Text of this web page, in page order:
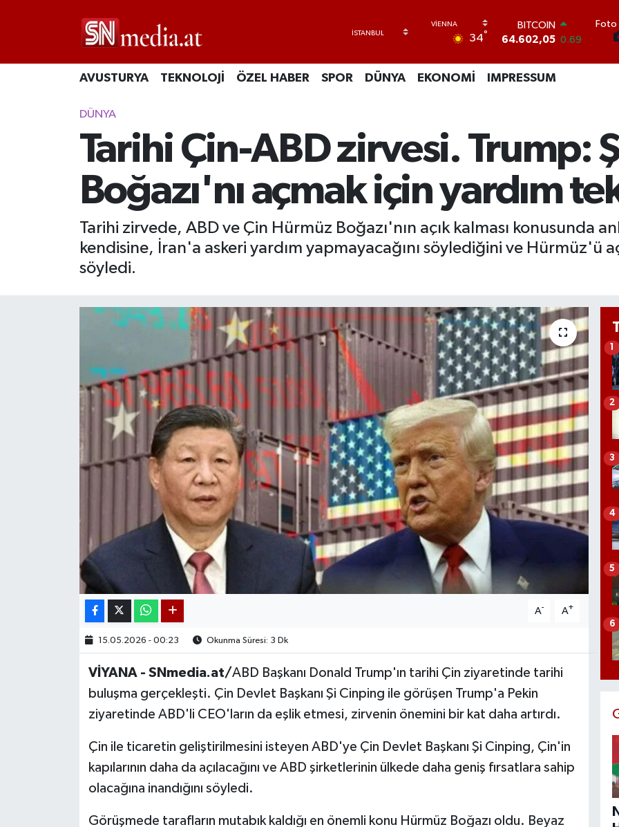
34°
DOLAR
47,5986 0.06
STERLİN
BİST100
48
64.602,05 0.69
Foto
AVUSTURYA TEKNOLOJİ ÖZEL HABER SPOR DÜNYA EKONOMİ IMPRESSUM
DÜNYA
Tarihi Çin-ABD zirvesi. Trump:
Boğazı'nı açmak için yardım
Tarihi zirvede, ABD ve Çin Hürmüz Boğazı'nın açık kalması konusunda
kendisine, İran'a askeri yardım yapmayacağını söylediğini ve Hürmüz'ü
söyledi.
A- A+
15.05.2026 - 00:23 Okunma Süresi: 3 Dk
VİYANA - SNmedia.at/ABD Başkanı Donald Trump'ın tarihi Çin ziyaretinde tarihi
buluşma gerçekleşti. Çin Devlet Başkanı Şi Cinping ile görüşen Trump'a Pekin
ziyaretinde ABD'li CEO'ların da eşlik etmesi, zirvenin önemini bir kat daha artırdı.
Çin ile ticaretin geliştirilmesini isteyen ABD'ye Çin Devlet Başkanı Şi Cinping, Çin'in
kapılarının daha da açılacağını ve ABD şirketlerinin ülkede daha geniş fırsatlara sahip
olacağına inandığını söyledi.
Görüşmede tarafların mutabık kaldığı en önemli konu Hürmüz Boğazı oldu. Beyaz
1
2
3
4
5
6